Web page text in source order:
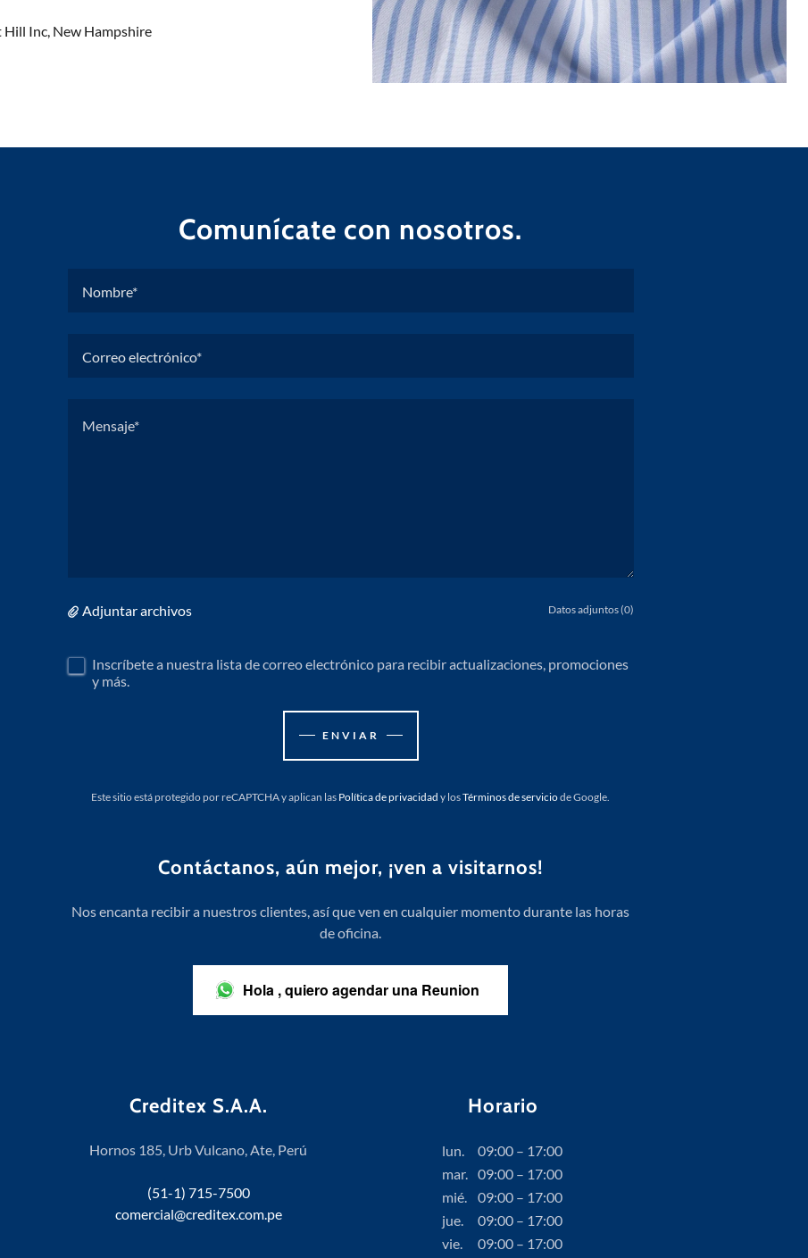
Hill Inc, New Hampshire
Comunícate con nosotros.
Nombre*
Correo electrónico*
Adjuntar archivos Datos adjuntos (0)
Inscríbete a nuestra lista de correo electrónico para recibir actualizaciones, promociones
y más.
ENVIAR
Este sitio está protegido por reCAPTCHA y aplican las Política de privacidad y losTérminos de serviciode Google.
Contáctanos, aún mejor, ¡ven a visitarnos!
Nos encanta recibir a nuestros clientes, así que ven en cualquier momento durante las horas
de oficina.
Hola , quiero agendar una Reunion
Creditex S.A.A.
Hornos 185, Urb Vulcano, Ate, Perú
(51-1) 715-7500
comercial@creditex.com.pe
Horario
lun.
09:00 – 17:00
mar.
09:00 – 17:00
mié.
09:00 – 17:00
jue.
09:00 – 17:00
vie.
09:00 – 17:00